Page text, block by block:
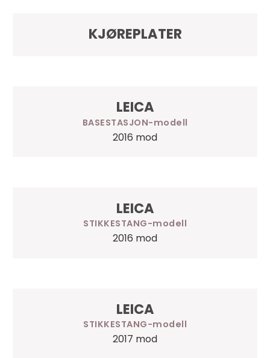
KJØREPLATER
LEICA
BASESTASJON
2016 mod
LEICA
STIKKESTANG
2016 mod
LEICA
STIKKESTANG
2017 mod